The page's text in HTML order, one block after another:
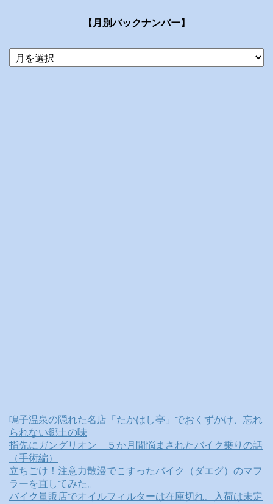
【月別バックナンバー】
当
ブ
鳴子温泉の隠れた名店「たかはし亭」でおくずかけ、忘れ
られない郷土の味
指先にガングリオン ５か月間悩まされたバイク乗りの話
（手術編）
立ちごけ！注意力散漫でこすったバイク（ダエグ）のマフ
ラーを直してみた。
バイク量販店でオイルフィルターは在庫切れ、入荷は未定